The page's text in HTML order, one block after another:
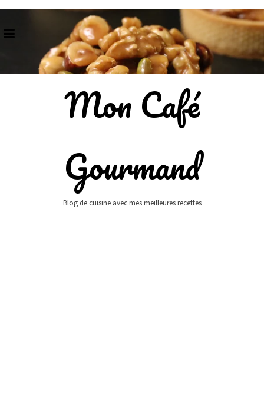
content
Mon Café
Gourmand
Blog de cuisine avec mes meilleures recettes